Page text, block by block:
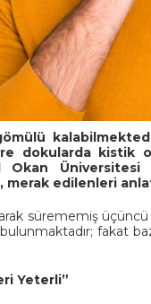
dokularda kistik
Okan
merak edilenleri
sürememiş
fakat
Yeterli”